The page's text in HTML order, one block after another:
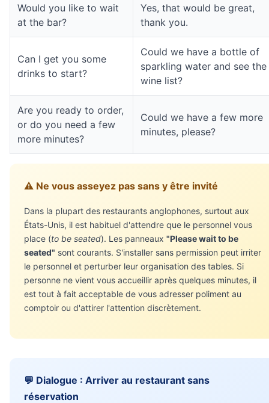
Would you like to wait
at the bar?
Yes, that would be great,
thank you.
Can I get you some
drinks to start?
Could we have a bottle of
sparkling water and see the
wine list?
Are you ready to order,
or do you need a few
more minutes?
Could we have a few more
minutes, please?
⚠️ Ne vous asseyez pas sans y être invité
Dans la plupart des restaurants anglophones, surtout aux
États-Unis, il est habituel d'attendre que le personnel vous
place (to be seated). Les panneaux "Please wait to be
seated" sont courants. S'installer sans permission peut irriter
le personnel et perturber leur organisation des tables. Si
personne ne vient vous accueillir après quelques minutes, il
est tout à fait acceptable de vous adresser poliment au
comptoir ou d'attirer l'attention discrètement.
💬 Dialogue : Arriver au restaurant sans
réservation